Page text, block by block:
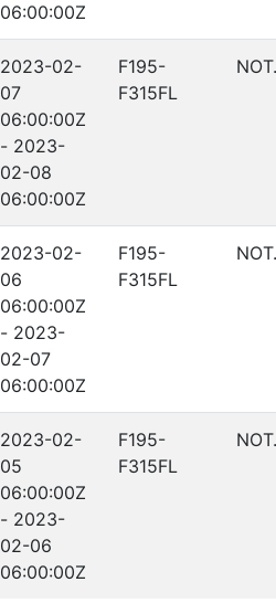
06:00:00Z
2023-02-
07
06:00:00Z
- 2023-
02-08
06:00:00Z
F195-
F315FL
2023-02-
06
06:00:00Z
- 2023-
02-07
06:00:00Z
F195-
F315FL
2023-02-
05
06:00:00Z
- 2023-
02-06
06:00:00Z
F195-
F315FL